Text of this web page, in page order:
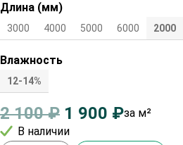
Длина (мм)
3000 4000 5000 6000 2000
Влажность
12-14%
2 100₽ 1 900 ₽за м²
В наличии